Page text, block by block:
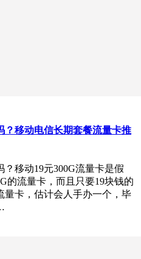
？移动电信长期套餐流量卡推
？移动19元300G流量卡是假
的流量卡，而且只要19块钱的
量卡，估计会人手办一个，毕